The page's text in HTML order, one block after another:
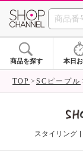
商品を探す 本日
TOP SCピープル
スタイリング